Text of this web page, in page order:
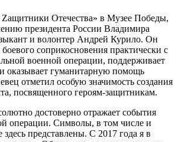
Отечества» в Музее Победы,
президента России Владимира
и волонтер Андрей Курило. Он
соприкосновения практически с
военной операции, поддерживает
оказывает гуманитарную помощь
отметил особую значимость создания
посвященного героям-защитникам.
достоверно отражает события
операции. Символы, в том числе и
здесь представлены. С 2017 года я в